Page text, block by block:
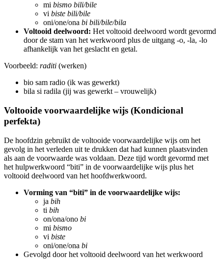
mi bismo bili/bile
vi biste bili/bile
oni/one/ona bi bili/bile/bila
Voltooid deelwoord: Het voltooid deelwoord wordt gevormd
door de stam van het werkwoord plus de uitgang -o, -la, -lo
afhankelijk van het geslacht en getal.
Voorbeeld: raditi (werken)
bio sam radio (ik was gewerkt)
bila si radila (jij was gewerkt – vrouwelijk)
Voltooide voorwaardelijke wijs (Kondicional
perfekta)
De hoofdzin gebruikt de voltooide voorwaardelijke wijs om het
gevolg in het verleden uit te drukken dat had kunnen plaatsvinden
als aan de voorwaarde was voldaan. Deze tijd wordt gevormd met
het hulpwerkwoord “biti” in de voorwaardelijke wijs plus het
voltooid deelwoord van het hoofdwerkwoord.
Vorming van “biti” in de voorwaardelijke wijs:
ja bih
ti bih
on/ona/ono bi
mi bismo
vi biste
oni/one/ona bi
Gevolgd door het voltooid deelwoord van het werkwoord